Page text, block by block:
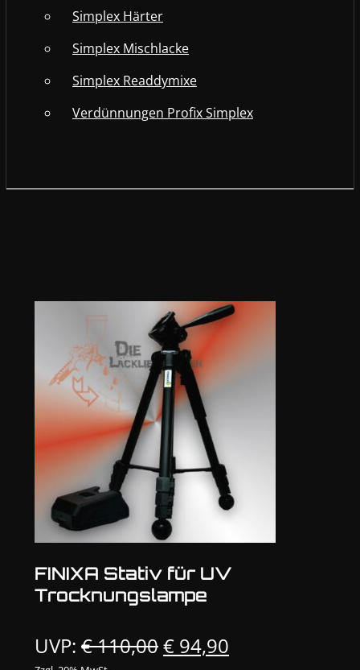
Simplex Härter
Simplex Mischlacke
Simplex Readdymixe
Verdünnungen Profix Simplex
FINIXA Stativ für UV
Trocknungslampe
UVP: €110,00Ursprünglicher
€ 94,90